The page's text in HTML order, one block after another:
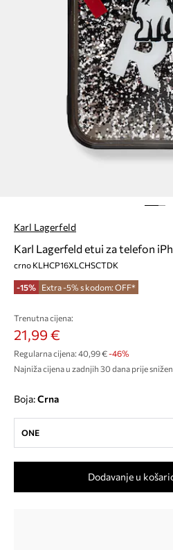
Karl Lagerfeld
Karl Lagerfeld etui za telefon
crno KLHCP16XLCHSCTDK
-15% Extra -5% s kodom: OFF*
Trenutna cijena:
21,99 €
Regularna cijena: 40,99 €-46%
Najniža cijena u zadnjih 30 dana prije
Boja: crna
ONE
Dodavanje u